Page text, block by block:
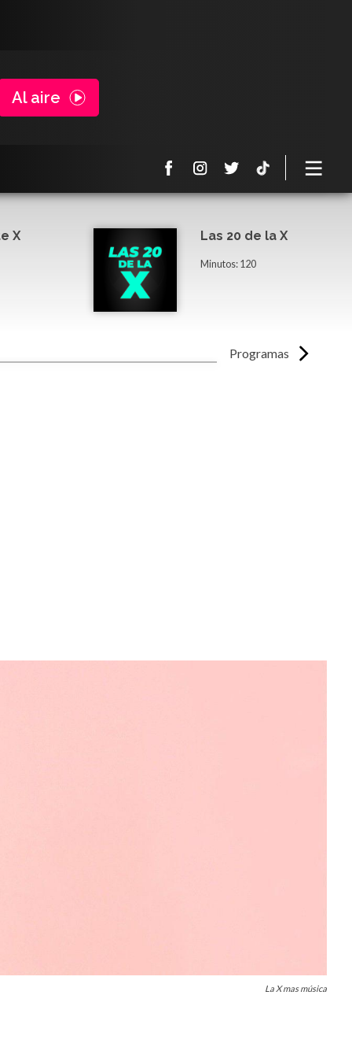
Al aire
Programas
X Las 20 de la X
Minutos: 120
La X mas música